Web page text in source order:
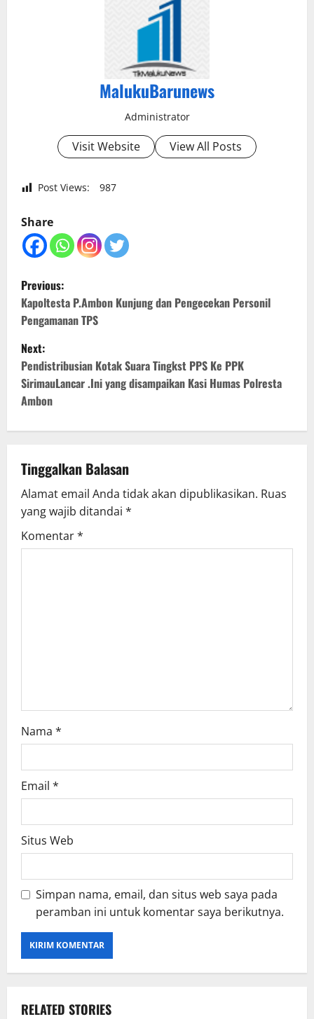
MalukuBarunews
Administrator
Visit Website View All Posts
Post Views: 987
Share
P
o
s
t
n
a
v
i
g
a
Previous:
Kapoltesta P.Ambon Kunjung dan Pengecekan Personil
Pengamanan TPS
Next:
Pendistribusian Kotak Suara Tingkst PPS Ke PPK
SirimauLancar .Ini yang disampaikan Kasi Humas Polresta
Ambon
Tinggalkan Balasan
Alamat email Anda tidak akan dipublikasikan. Ruas
yang wajib ditandai *
Komentar*
Nama *
Email *
Situs Web
Simpan nama, email, dan situs web saya pada
peramban ini untuk komentar saya berikutnya.
RELATED STORIES